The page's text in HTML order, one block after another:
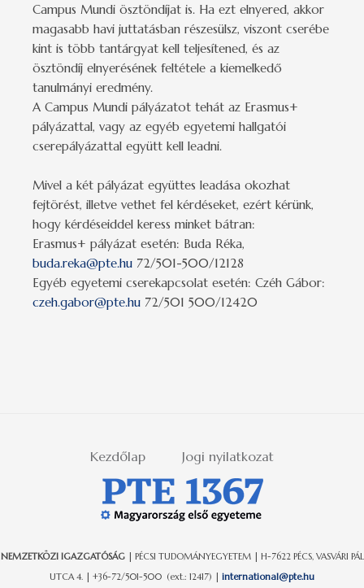
Campus Mundi ösztöndíjat is. Ha ezt elnyered, akkor
magasabb havi juttatásban részesülsz, viszont cserébe
kint is több tantárgyat kell teljesítened, és az
ösztöndíj elnyerésének feltétele a kiemelkedő
tanulmányi eredmény.
A Campus Mundi pályázatot tehát az Erasmus+
pályázattal, vagy az egyéb egyetemi hallgatói
cserepályázattal együtt kell leadni.
Mivel a két pályázat együttes leadása okozhat
fejtörést, illetve vethet fel kérdéseket, ezért kérünk,
hogy kérdéseiddel keress minket bátran:
Erasmus+ pályázat esetén: Buda Réka,
buda.reka@pte.hu 72/501-500/12128
Egyéb egyetemi cserekapcsolat esetén: Czéh Gábor:
czeh.gabor@pte.hu 72/501 500/12420
Kezdőlap Jogi nyilatkozat
NEMZETKÖZI IGAZGATÓSÁG| PÉCSI TUDOMÁNYEGYETEM | H-7622 PÉCS, VASVÁRI PÁL
UTCA 4. | +36-72/501-500 (ext.: 12417) | international@pte.hu